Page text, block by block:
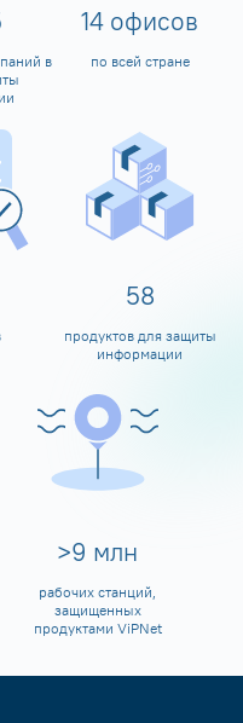
в
14 офисов
по всей стране
60
продуктов для защиты
информации
>10 млн
рабочих станций,
защищенных
продуктами ViPNet